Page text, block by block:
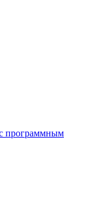
программным